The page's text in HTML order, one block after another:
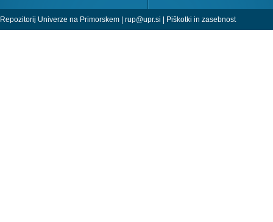
Repozitorij Univerze na Primorskem | rup@upr.si | Piškotki in zasebnost